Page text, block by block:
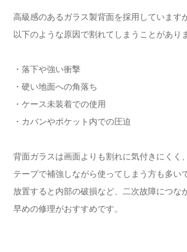
高級感のあるガラス製背面を採用していますが
以下のような原因で割れてしまうことがあり
・落下や強い衝撃
・硬い地面への角落ち
・ケース未装着での使用
・カバンやポケット内での圧迫
背面ガラスは画面よりも割れに気付きにくく、
テープで補強しながら使ってしまう方も多い
放置すると内部の破損など、二次故障につな
早めの修理がおすすめです。